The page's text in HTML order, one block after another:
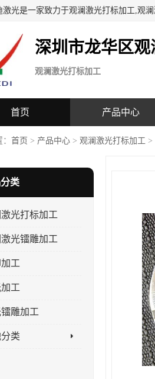
激光是一家致力于观澜激光打标加工,观
深圳市龙华区
观澜激光打标加工
首页 产品中心
首页 > 产品中心 > 观澜激光打标加工 >
类
光打标加工
光镭雕加工
工
工
雕加工
类